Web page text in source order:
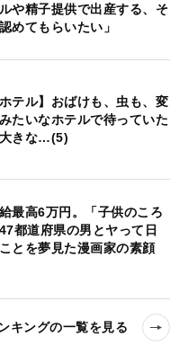
や精子提供で出産する、そ
めてもらいたい」
テル】おばけも、虫も、変
たいなホテルで待っていた
きな…(5)
最高6万円。「子供のころ
都道府県の男とヤって日
とを夢見た漫画家の素顔
キングの一覧を見る